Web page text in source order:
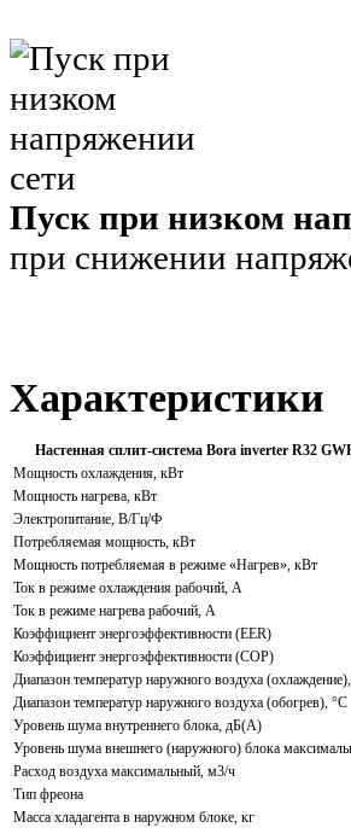
Пуск при низком
при снижении
Характеристики
Настенная сплит-система Bora inverter R32
Мощность охлаждения, кВт
Мощность нагрева, кВт
Электропитание, В/Гц/Ф
Потребляемая мощность, кВт
Мощность потребляемая в режиме «Нагрев», кВт
Ток в режиме охлаждения рабочий, А
Ток в режиме нагрева рабочий, А
Коэффициент энергоэффективности (EER)
Коэффициент энергоэффективности (COP)
Диапазон температур наружного воздуха
Диапазон температур наружного воздуха (обогрев), °С
Уровень шума внутреннего блока, дБ(А)
Уровень шума внешнего (наружного) блока
Расход воздуха максимальный, м3/ч
Тип фреона
Масса хладагента в наружном блоке, кг